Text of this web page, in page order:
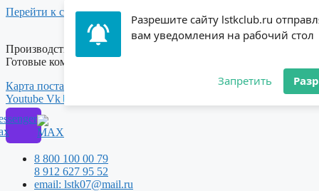
Разрешите сайту lstkclub.ru
вам уведомления на рабочий стол
Запретить
Перейти к содержимому
Производство каркасов зданий, ЛСТК профилей,
Готовые комплекты промышленных зданий и домов
Карта поставок
Youtube Vk Telegram
8 800 100 00 79
8 912 627 95 52
email: lstk07@mail.ru